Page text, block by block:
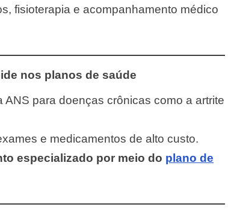
fisioterapia e acompanhamento médico
nos planos de saúde
para doenças crônicas como a artrite
e medicamentos de alto custo.
especializado por meio do plano de